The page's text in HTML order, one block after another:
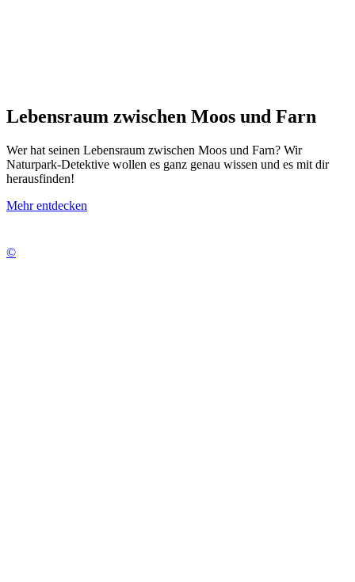
Lebensraum zwischen Moos und Farn
Wer hat seinen Lebensraum zwischen Moos und Farn? Wir
Naturpark-Detektive wollen es ganz genau wissen und es mit dir
herausfinden!
Mehr entdecken
©